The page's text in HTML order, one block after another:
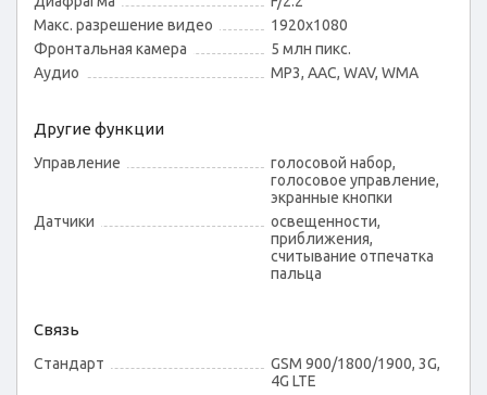
Макс. разрешение видео
1920x1080
Фронтальная камера
5 млн пикс.
Аудио
MP3, AAC, WAV, WMA
Другие функции
Управление
голосовой набор,
голосовое управление,
экранные кнопки
Датчики
освещенности,
приближения,
считывание отпечатка
пальца
Связь
Стандарт
GSM 900/1800/1900, 3G,
4G LTE